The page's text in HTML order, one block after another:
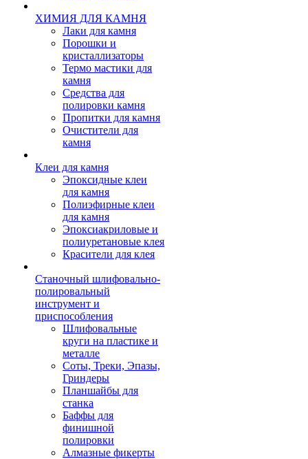
ХИМИЯ ДЛЯ КАМНЯ
Лаки для камня
Порошки и
кристаллизаторы
Термо мастики для
камня
Средства для
полировки камня
Пропитки для камня
Очистители для
камня
Клеи для камня
Эпоксидные клеи
для камня
Полиэфирные клеи
для камня
Эпоксиакриловые и
полиуретановые клея
Красители для клея
Станочный шлифовально-
полировальный
инструмент и
приспособления
Шлифовальные
круги на пластике и
металле
Соты, Треки, Эпазы,
Гриндеры
Планшайбы для
станка
Баффы для
финишной
полировки
Алмазные фикерты